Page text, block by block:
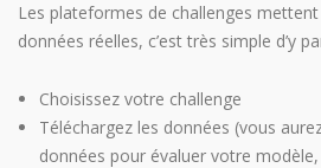
Les plateformes de challenges
données réelles, c’est très simple d’y
Choisissez votre challenge
Téléchargez les données (vous
données pour évaluer votre